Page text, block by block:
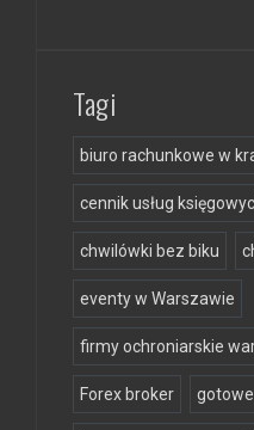
Tagi
biuro rachunkowe w
cennik usług
chwilówki bez biku
eventy w Warszawie
firmy ochroniarskie
Forex broker gotowe